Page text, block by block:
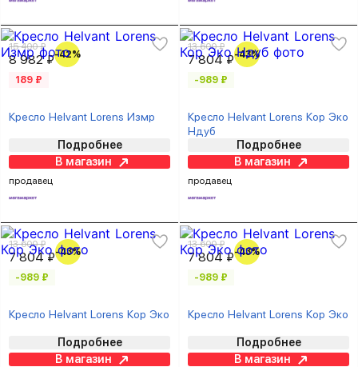
15 400 ₽
8 982 ₽-42%
189 ₽
Кресло Helvant Lorens Измр
Подробнее
В магазин
продавец
13 600 ₽
7 804 ₽-43%
-989 ₽
Кресло Helvant Lorens Кор Эко
Ндуб
Подробнее
В магазин
продавец
13 600 ₽
7 804 ₽-43%
-989 ₽
Кресло Helvant Lorens Кор Эко
Подробнее
В магазин
13 600 ₽
7 804 ₽-43%
-989 ₽
Кресло Helvant Lorens Кор Эко
Подробнее
В магазин